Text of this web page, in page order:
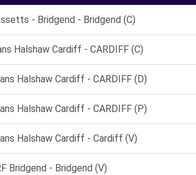
- Bridgend - Bridgend (C)
Halshaw Cardiff - CARDIFF (C)
Halshaw Cardiff - CARDIFF (D)
Halshaw Cardiff - CARDIFF (P)
Halshaw Cardiff - Cardiff (V)
Bridgend - Bridgend (V)